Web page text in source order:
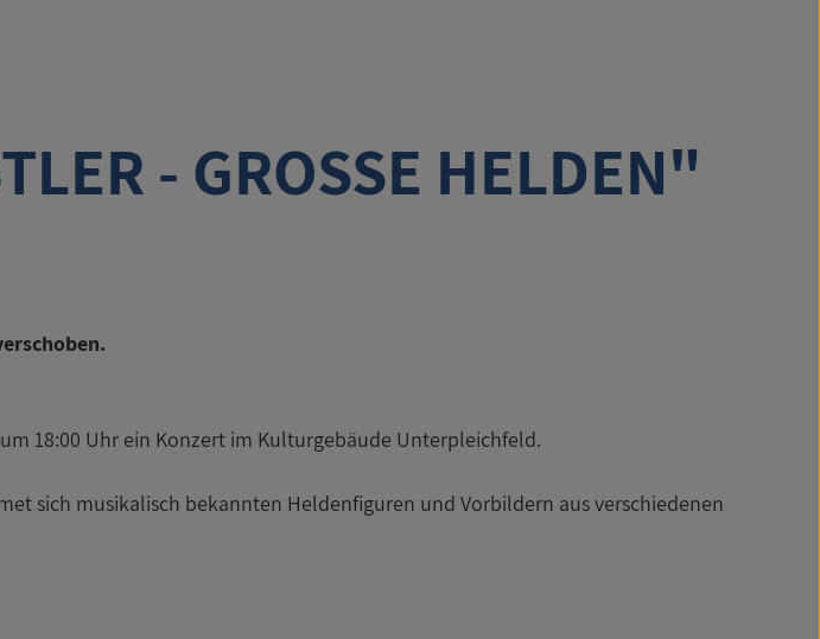
- GROSSE HELDEN"
18:00 Uhr ein Konzert im Kulturgebäude Unterpleichfeld.
sich musikalisch bekannten Heldenfiguren und Vorbildern aus verschiedenen